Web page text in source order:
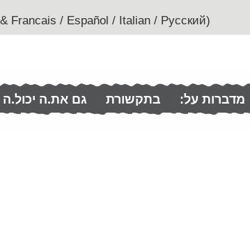
(English (& Francais / Español / Italian / Pусский
מדברות על: בתקשורת גם את.ה יכול.ה